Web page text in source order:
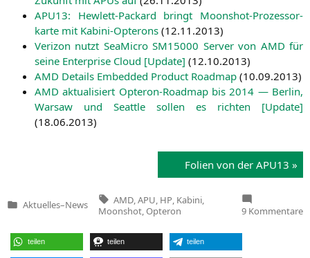
APU13: Hew­lett-Packard bringt Moonshot-Pro­zes­sor­
kar­te mit Kabi­ni-Opte­rons (12.11.2013)
Veri­zon nutzt Sea­Mi­croSM15000 Ser­ver von AMD für
sei­ne Enter­pri­se Cloud [Update] (12.10.2013)
AMD Details Embedded Pro­duct Road­map (10.09.2013)
AMD aktua­li­siert Opte­ron-Road­map bis 2014 — Ber­lin,
War­saw und Seat­tle sol­len es rich­ten [Update]
(18.06.2013)
Foli­en von der APU13 »
Veröffentlicht
Aktuelles–News
Tags:
AMD APU HP Kabini
Moonshot,Opteron 9 Kommentare
teilen teilen teilen